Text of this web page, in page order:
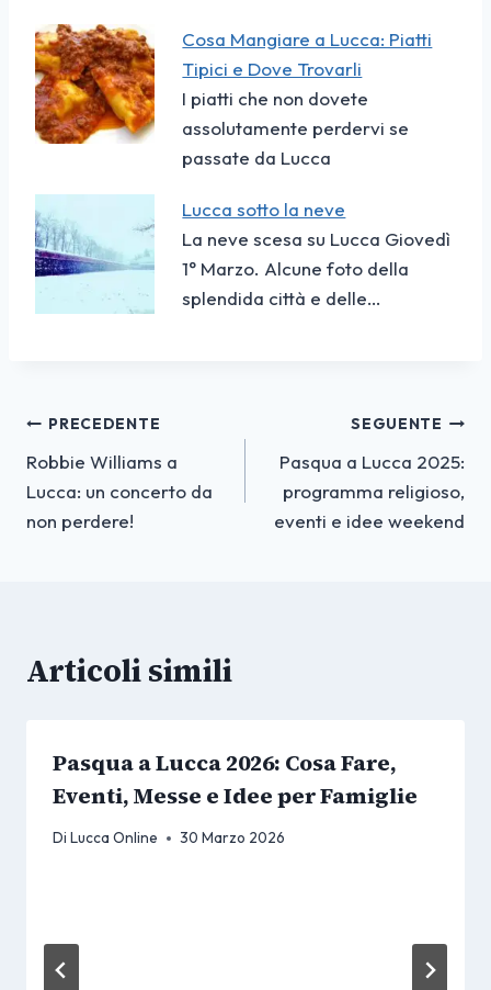
Cosa Mangiare a Lucca: Piatti
Tipici e Dove Trovarli
I piatti che non dovete
assolutamente perdervi se
passate da Lucca
Lucca sotto la neve
La neve scesa su Lucca Giovedì
1° Marzo. Alcune foto della
splendida città e delle…
Navigazione
articoli
PRECEDENTE
Robbie Williams a
Lucca: un concerto da
non perdere!
SEGUENTE
Pasqua a Lucca 2025:
programma religioso,
eventi e idee weekend
Articoli simili
Pasqua a Lucca 2026: Cosa Fare,
Eventi, Messe e Idee per Famiglie
Di Lucca Online 30 Marzo 2026